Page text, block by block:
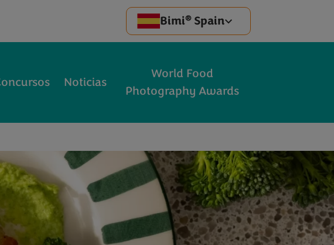
Bimi® Spain
Noticias
World Food
Photography Awards